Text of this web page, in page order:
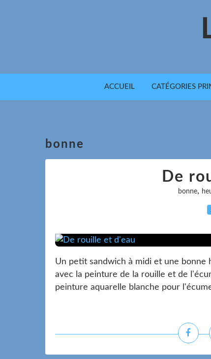
ACCUEIL CATÉGORIES
bonne
De
bonne,
Un petit sandwich à midi et une
avec la peinture de la rouille et de
peinture aquarelle blanche pour